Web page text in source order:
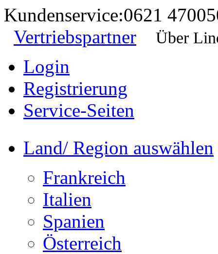
Kundenservice:0621
Vertriebspartner
Über
Login
Registrierung
Service-Seiten
Land/ Region auswählen
Frankreich
Italien
Spanien
Österreich